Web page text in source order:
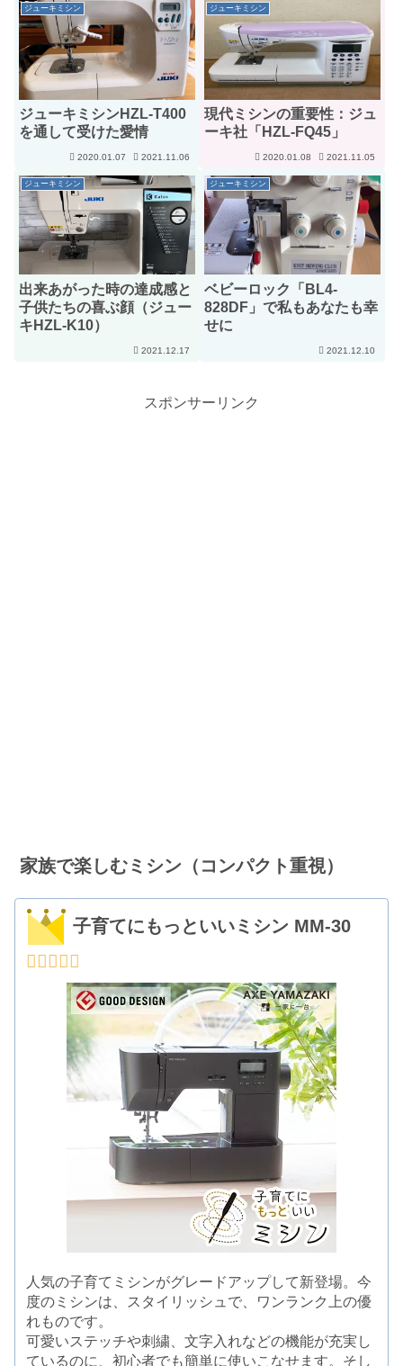
ジューキミシン
ジューキミシンHZL-T400
を通して受けた愛情
2020.01.07 2021.11.06
ジューキミシン
現代ミシンの重要性：ジュ
ーキ社「HZL-FQ45」
2020.01.08 2021.11.05
ジューキミシン
出来あがった時の達成感と
子供たちの喜ぶ顔（ジュー
キHZL-K10）
2021.12.17
ジューキミシン
ベビーロック「BL4-
828DF」で私もあなたも幸
せに
2021.12.10
スポンサーリンク
家族で楽しむミシン（コンパクト重視）
子育てにもっといいミシン MM-30
人気の子育てミシンがグレードアップして新登場。今
度のミシンは、スタイリッシュで、ワンランク上の優
れものです。
可愛いステッチや刺繍、文字入れなどの機能が充実し
ているのに、初心者でも簡単に使いこなせます。そし